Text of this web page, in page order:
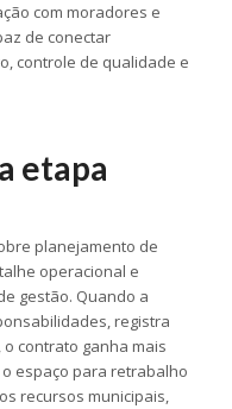
com moradores e
de conectar
controle de qualidade e
etapa
planejamento de
operacional e
gestão. Quando a
registra
contrato ganha mais
espaço para retrabalho
recursos municipais,